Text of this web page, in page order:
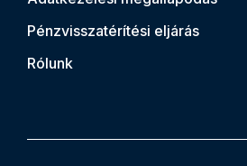
Pénzvisszatérítési eljárás
Rólunk